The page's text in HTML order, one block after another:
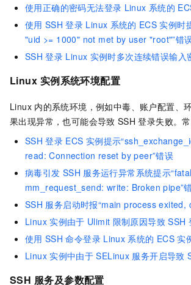
使用正确的密码无法登录 Linux 系统的
使用 SSH 登录 Linux 系统的 ECS 实例时
"uid >= 1000" not met by user "root"”错
SSH 登录 Linux 实例时多次连续错误输入
Linux 实例系统环境配置
Linux 内的系统环境，例如中毒、账户配置、
果出现异常，也可能会导致 SSH 登录失败。
SSH 登录 ECS 实例提示
read: Connection reset by peer”错误
病毒引发 SSH 服务运行异常系统提示
mm_request_send: write: Broken pipe”
SSH 服务启动时报“main process exited,
Linux 实例由于 Ulimit 限制原因导致 SSH
使用 SSH 命令登录 Linux 系统的 ECS 实
Linux 实例中由于 SELinux 服务开启导致
SSH 服务及参数配置